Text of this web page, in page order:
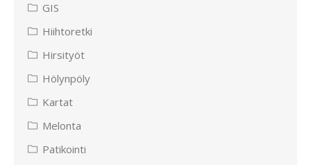
GIS
Hiihtoretki
Hirsityöt
Hölynpöly
Kartat
Melonta
Patikointi